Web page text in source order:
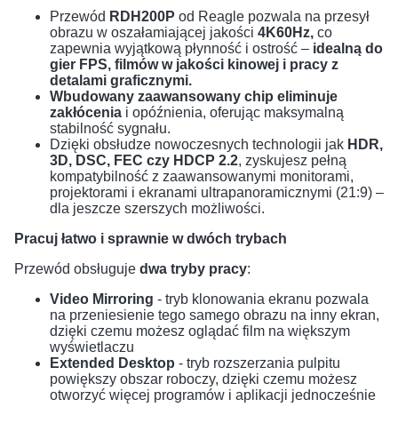
Przewód RDH200P od Reagle pozwala na przesył
obrazu w oszałamiającej jakości 4K60Hz, co
zapewnia wyjątkową płynność i ostrość – idealną do
gier FPS, filmów w jakości kinowej i pracy z
detalami graficznymi.
Wbudowany zaawansowany chip eliminuje
zakłócenia i opóźnienia, oferując maksymalną
stabilność sygnału.
Dzięki obsłudze nowoczesnych technologii jak HDR,
3D, DSC, FEC czy HDCP 2.2, zyskujesz pełną
kompatybilność z zaawansowanymi monitorami,
projektorami i ekranami ultrapanoramicznymi (21:9) –
dla jeszcze szerszych możliwości.
Pracuj łatwo i sprawnie w dwóch trybach
Przewód obsługuje dwa tryby pracy:
Video Mirroring - tryb klonowania ekranu pozwala
na przeniesienie tego samego obrazu na inny ekran,
dzięki czemu możesz oglądać film na większym
wyświetlaczu
Extended Desktop - tryb rozszerzania pulpitu
powiększy obszar roboczy, dzięki czemu możesz
otworzyć więcej programów i aplikacji jednocześnie